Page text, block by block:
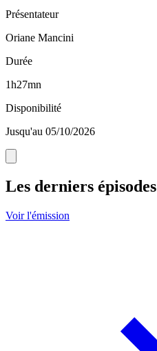
Présentateur
Oriane Mancini
Durée
1h27mn
Disponibilité
Jusqu'au 05/10/2026
Les derniers épisodes
Voir l'émission